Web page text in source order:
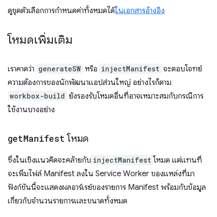
ดูชุดตัวเลือกการกำหนดค่าทั้งหมดได้ในเอกสารอ้างอิง
โหมดเพิ่มเติม
เราคาดว่า generateSW หรือ injectManifest จะตอบโจทย์
ความต้องการของนักพัฒนาแอปส่วนใหญ่ อย่างไรก็ตาม
workbox-build ยังรองรับโหมดอื่นที่อาจเหมาะสมกับกรณีการ
ใช้งานบางอย่าง
getManifest โหมด
ซึ่งในเชิงแนวคิดจะคล้ายกับ injectManifest โหมด แต่แทนที่
จะเพิ่มไฟล์ Manifest ลงใน Service Worker ของแหล่งที่มา
ฟังก์ชันนี้จะแสดงผลอาร์เรย์ของรายการ Manifest พร้อมกับข้อมูล
เกี่ยวกับจำนวนรายการและขนาดทั้งหมด